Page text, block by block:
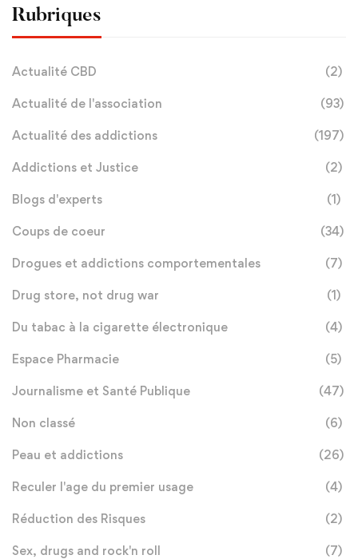
Rubriques
Actualité CBD (2)
Actualité de l'association (93)
Actualité des addictions (197)
Addictions et Justice (2)
Blogs d'experts (1)
Coups de coeur (34)
Drogues et addictions comportementales (7)
Drug store, not drug war (1)
Du tabac à la cigarette électronique (4)
Espace Pharmacie (5)
Journalisme et Santé Publique (47)
Non classé (6)
Peau et addictions (26)
Reculer l'age du premier usage (4)
Réduction des Risques (2)
Sex, drugs and rock'n roll (7)